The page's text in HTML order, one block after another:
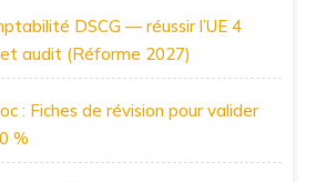
DSCG — réussir l’UE 4
audit (Réforme 2027)
: Fiches de révision pour valider
%